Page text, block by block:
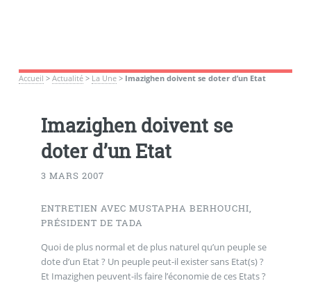
Accueil > Actualité> La Une> Imazighen doivent se doter d’un Etat
Imazighen doivent se
doter d’un Etat
3 MARS 2007
ENTRETIEN AVEC MUSTAPHA BERHOUCHI,
PRÉSIDENT DE TADA
Quoi de plus normal et de plus naturel qu’un peuple se
dote d’un Etat ? Un peuple peut-il exister sans Etat(s) ?
Et Imazighen peuvent-ils faire l’économie de ces Etats ?